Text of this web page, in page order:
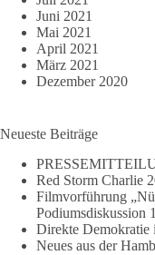
Juni 2021
Mai 2021
April 2021
März 2021
Dezember 2020
Neueste Beiträge
Red Storm Charlie
Filmvorführung
Podiumsdiskussion
Direkte Demokratie
Neues aus der